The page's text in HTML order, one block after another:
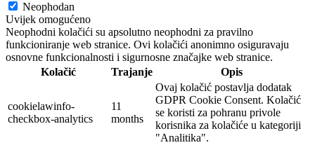
Neophodan
Uvijek omogućeno
Neophodni kolačići su apsolutno neophodni za pravilno
funkcioniranje web stranice. Ovi kolačići anonimno osiguravaju
osnovne funkcionalnosti i sigurnosne značajke web stranice.
Kolačić
Trajanje Opis
cookielawinfo-
checkbox-analytics
11
months
Ovaj kolačić postavlja dodatak
GDPR Cookie Consent. Kolačić
se koristi za pohranu privole
korisnika za kolačiće u kategoriji
"Analitika".